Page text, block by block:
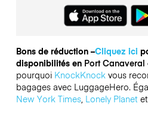
Bons de réduction –Cliquez ici
disponibilités en Port Canaveral
pourquoi KnockKnockvous
bagages avec LuggageHero.
New York Times, Lonely Planetet